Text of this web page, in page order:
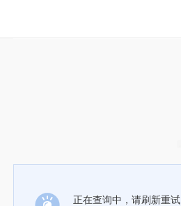
正在查询中，请刷新重试